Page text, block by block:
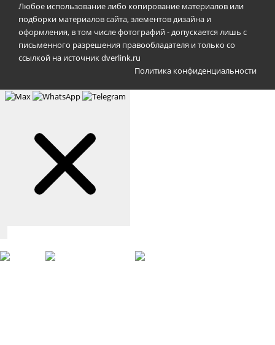
Любое использование либо копирование материалов или
подборки материалов сайта, элементов дизайна и
оформления, в том числе фотографий - допускается лишь с
письменного разрешения правообладателя и только со
ссылкой на источник dverlink.ru
Политика конфиденциальности